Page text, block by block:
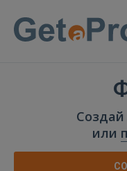
Создай
или